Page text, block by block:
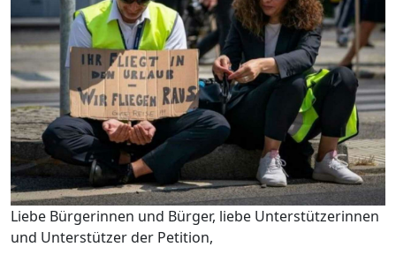
Liebe Bürgerinnen und Bürger, liebe Unterstützerinnen
und Unterstützer der Petition,